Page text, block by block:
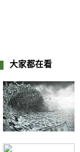
大家都在看